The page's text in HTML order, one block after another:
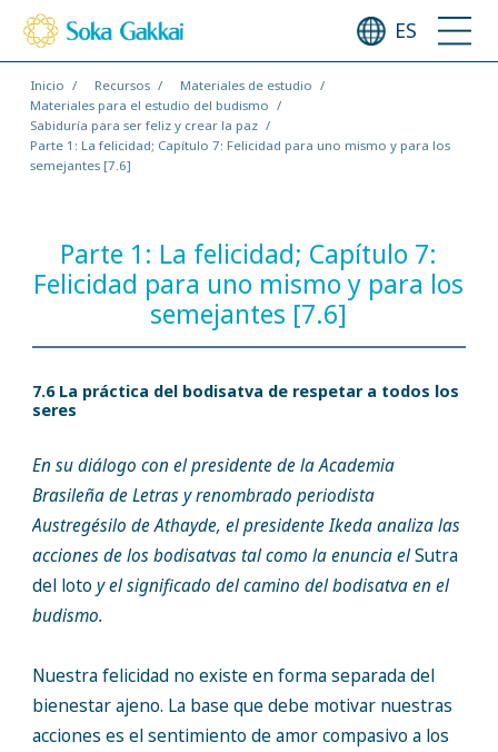
ES
Inicio Recursos
Materiales de estudio
Materiales para el estudio del budismo
Sabiduría para ser feliz y crear la paz
Parte 1: La felicidad; Capítulo 7: Felicidad para uno mismo y para los
semejantes [7.6]
Parte 1: La felicidad; Capítulo 7:
Felicidad para uno mismo y para los
semejantes [7.6]
7.6 La práctica del bodisatva de respetar a todos los
seres
En su diálogo con el presidente de la Academia
Brasileña de Letras y renombrado periodista
Austregésilo de Athayde, el presidente Ikeda analiza las
acciones de los bodisatvas tal como la enuncia elSutra
del loto y el significado del camino del bodisatva en el
budismo.
Nuestra felicidad no existe en forma separada del
bienestar ajeno. La base que debe motivar nuestras
acciones es el sentimiento de amor compasivo a los